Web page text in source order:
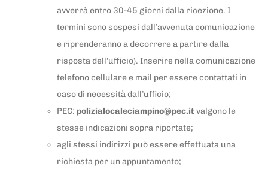
avverrà entro 30-45 giorni dalla ricezione. I
termini sono sospesi dall’avvenuta comunicazione
e riprenderanno a decorrere a partire dalla
risposta dell’ufficio). Inserire nella comunicazione
telefono cellulare e mail per essere contattati in
caso di necessità dall’ufficio;
PEC: polizialocaleciampino@pec.it valgono le
stesse indicazioni sopra riportate;
agli stessi indirizzi può essere effettuata una
richiesta per un appuntamento;